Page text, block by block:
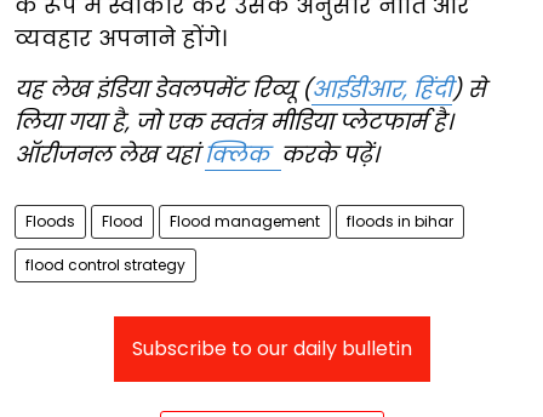
व्यवहार अपनाने होंगे।​
यह लेख इंडिया डेवलपमेंट रिव्यू (आईडीआर, हिंदी) से
लिया गया है, जो एक स्वतंत्र मीडिया प्लेटफार्म है।
ऑरीजनल लेख यहांक्लिक करके पढ़ें।
Floods Flood Flood management floods in bihar
flood control strategy
Subscribe to our daily bulletin